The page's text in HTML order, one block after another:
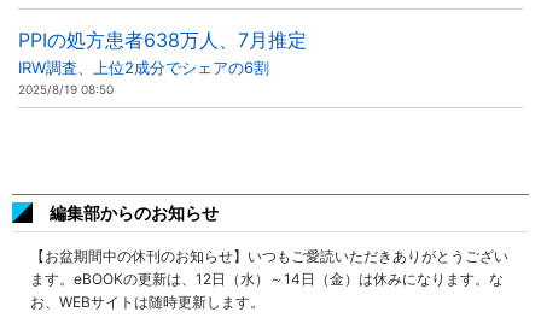
PPIの処方患者638万人、7月推定
IRW調査、上位2成分でシェアの6割
2025/8/19 08:50
編集部からのお知らせ
【お盆期間中の休刊のお知らせ】いつもご愛読いただきありがとうござい
ます。eBOOKの更新は、12日（水）～14日（金）は休みになります。な
お、WEBサイトは随時更新します。